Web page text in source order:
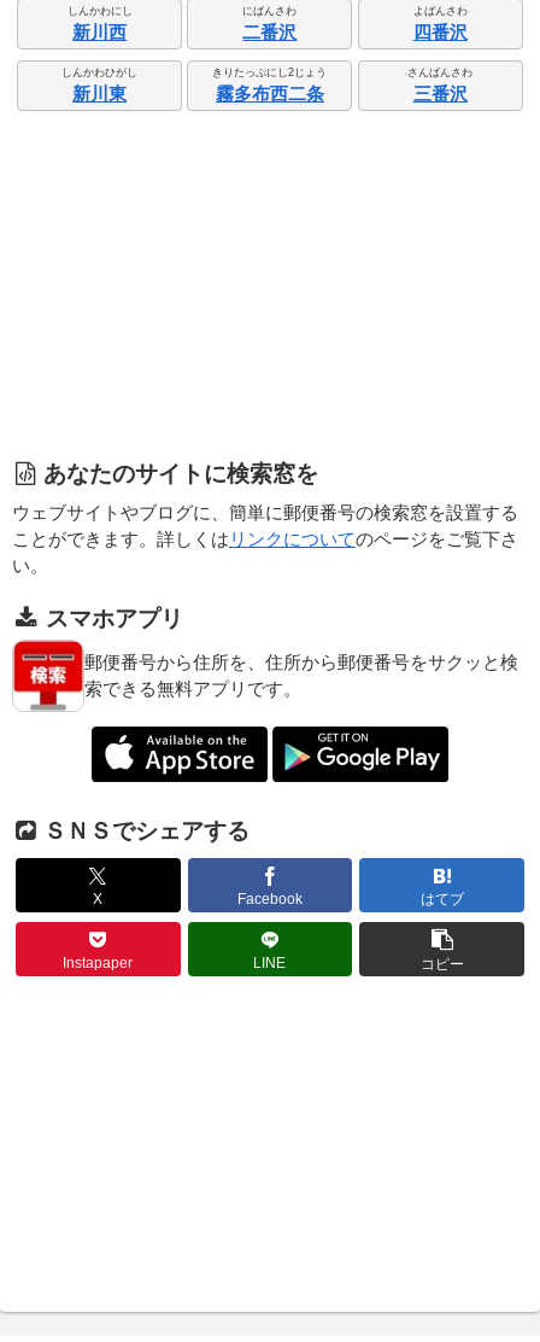
しんかわにし
新川西
にばんさわ
二番沢
よばんさわ
四番沢
しんかわひがし
新川東
きりたっぷにし2じょう
霧多布西二条
さんばんさわ
三番沢
あなたのサイトに検索窓を
ウェブサイトやブログに、簡単に郵便番号の検索窓を設置する
ことができます。詳しくは リンクについてのページをご覧下さ
い。
スマホアプリ
郵便番号から住所を、住所から郵便番号をサクッと検
索できる無料アプリです。
ＳＮＳでシェアする
X Facebook はてブ
Instapaper LINE コピー